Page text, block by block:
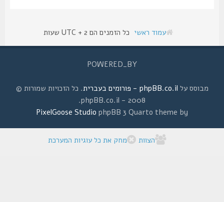
עמוד ראשי כל הזמנים הם UTC + 2 שעות
POWERED_BY
מבוסס עלphpBB.co.il - פורומים בעברית
. כל הזכויות שמורות ©
2008 - phpBB.co.il.
phpBB 3 Quarto theme by
PixelGoose Studio
הצוות מחק את כל עוגיות המערכת